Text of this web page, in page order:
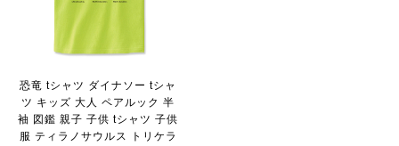
恐竜 tシャツ ダイナソー tシャ
ツ キッズ 大人 ペアルック 半
袖 図鑑 親子 子供 tシャツ 子供
服 ティラノサウルス トリケラ